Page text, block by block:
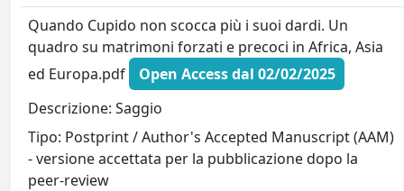
Quando Cupido non scocca più i suoi dardi. Un
quadro su matrimoni forzati e precoci in Africa, Asia
ed Europa.pdf
Open Access dal 02/02/2025
Descrizione: Saggio
Tipo: Postprint / Author's Accepted Manuscript (AAM)
- versione accettata per la pubblicazione dopo la
peer-review